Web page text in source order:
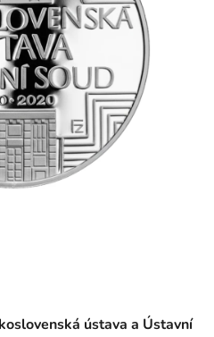
ústava a Ústavní